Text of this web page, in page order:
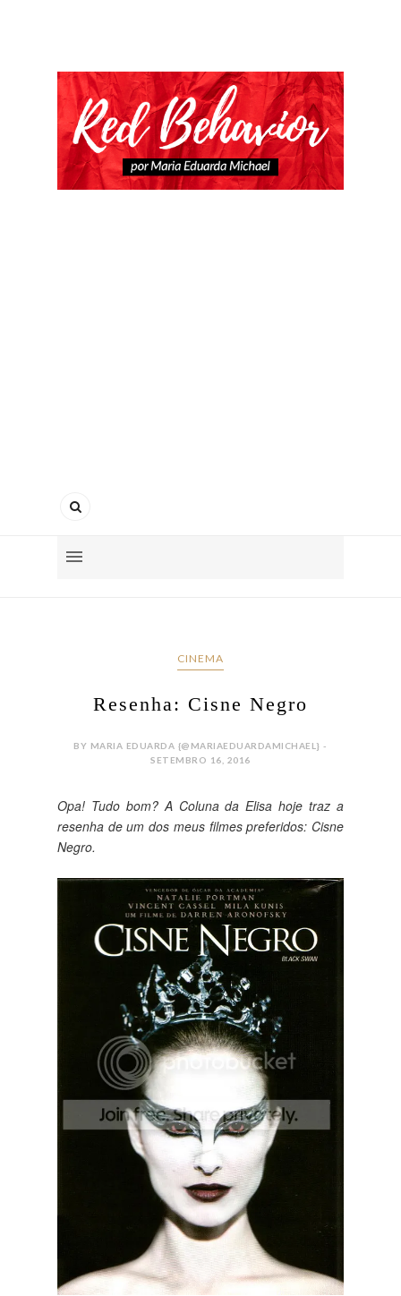
CINEMA
Resenha: Cisne Negro
BY MARIA EDUARDA {@MARIAEDUARDAMICHAEL} -
SETEMBRO 16, 2016
Opa! Tudo bom? A Coluna da Elisa hoje traz a
resenha de um dos meus filmes preferidos: Cisne
Negro.